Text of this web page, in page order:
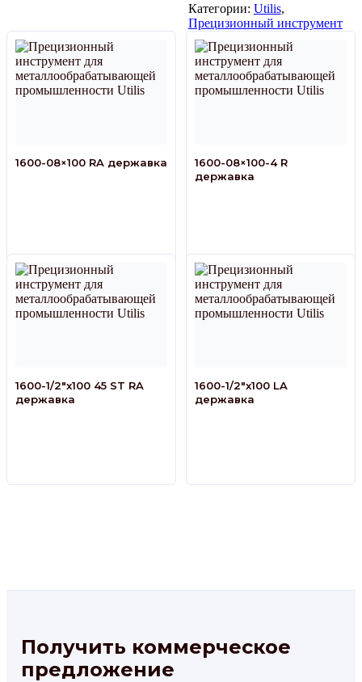
Категории: Utilis,
Прецизионный инструмент
1600-08×100 RA державка
1600-08×100-4 R
державка
1600-1/2″x100 45 ST RA
державка
1600-1/2″x100 LA
державка
Получить коммерческое
предложение